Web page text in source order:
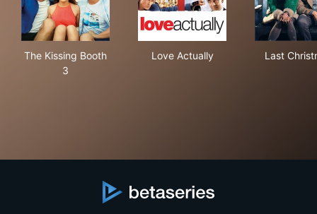
The Kissing Booth
3
Love Actually Last